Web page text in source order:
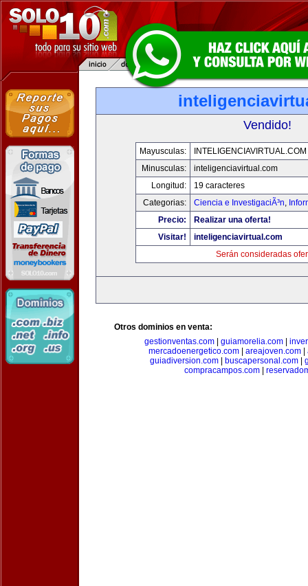
Vendido!
Mayusculas:
INTELIGENCIAVIRTUAL.COM
Minusculas:
inteligenciavirtual.com
Longitud:
19 caracteres
Categorias:
Ciencia e InvestigaciÃ³n,
Precio:
Realizar una oferta!
Visitar!
inteligenciavirtual.com
Serán consideradas
Otros dominios en venta:
gestionventas.com| guiamorelia.com|
mercadoenergetico.com| areajoven.com|
guiadiversion.com| buscapersonal.com|
compracampos.com